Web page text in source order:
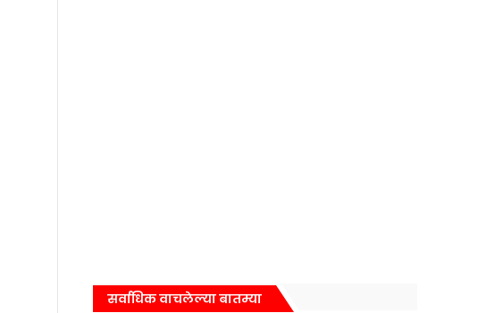
सर्वाधिक वाचलेल्या बातम्या